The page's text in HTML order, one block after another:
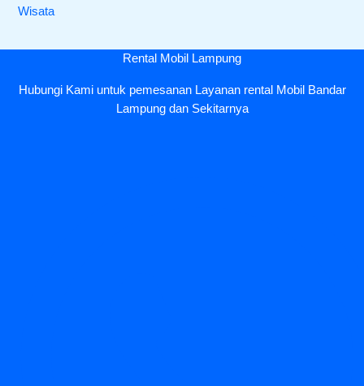
Wisata
Rental Mobil Lampung
Hubungi Kami untuk pemesanan Layanan rental Mobil Bandar
Lampung dan Sekitarnya